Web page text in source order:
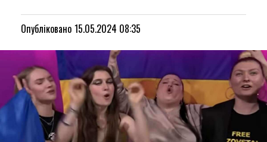
Опубліковано 15.05.2024 08:35